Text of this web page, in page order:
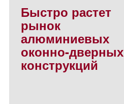
Быстро растет
рынок
алюминиевых
оконно-дверных
конструкций